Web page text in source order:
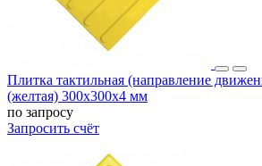
Плитка тактильная (направление
(желтая) 300х300х4 мм
по запросу
Запросить счёт